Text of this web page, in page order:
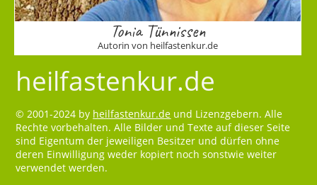
Tonia Tünnissen
Autorin von heilfastenkur.de
heilfastenkur.de
© 2001-2024 by heilfastenkur.de und Lizenzgebern. Alle
Rechte vorbehalten. Alle Bilder und Texte auf dieser Seite
sind Eigentum der jeweiligen Besitzer und dürfen ohne
deren Einwilligung weder kopiert noch sonstwie weiter
verwendet werden.